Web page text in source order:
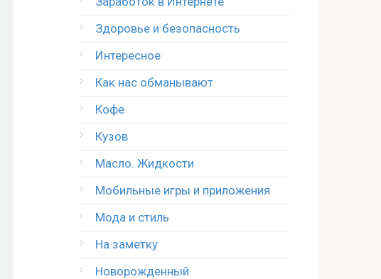
Здоровье и безопасность
Интересное
Как нас обманывают
Кофе
Кузов
Масло. Жидкости
Мобильные игры и приложения
Мода и стиль
На заметку
Новорожденный